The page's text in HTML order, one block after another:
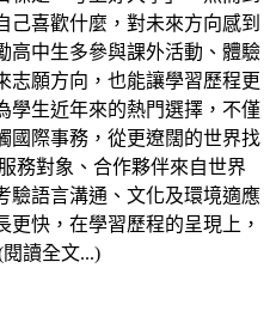
己喜歡什麼，對未來方向感到
高中生多參與課外活動、體驗
志願方向，也能讓學習歷程更
學生近年來的熱門選擇，不僅
國際事務，從更遼闊的世界找
務對象、合作夥伴來自世界
驗語言溝通、文化及環境適應
快，在學習歷程的呈現上，
讀全文...)